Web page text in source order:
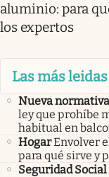
aluminio: para
los expertos
Las más leidas
Nueva normativa
ley que prohíbe
habitual en
HogarEnvolver
para qué sirve y
Seguridad Social